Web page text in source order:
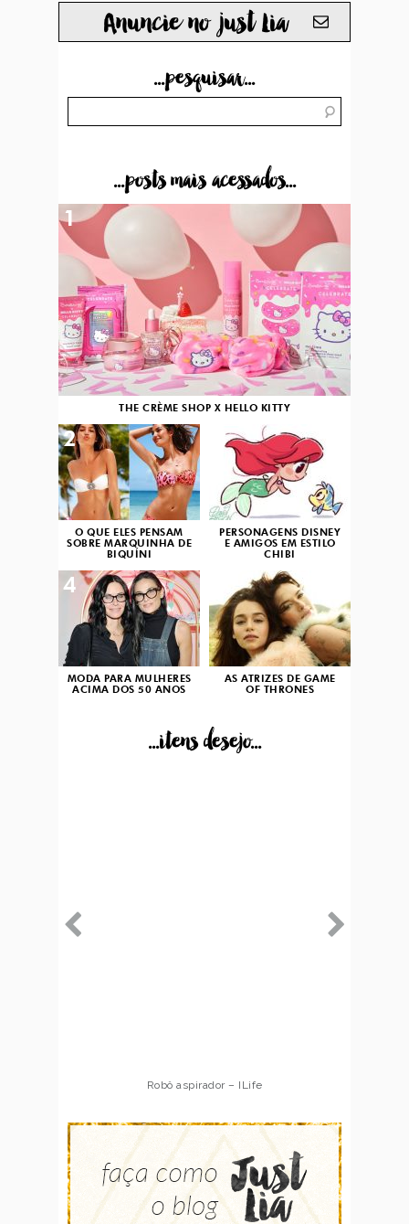
Anuncie no just Lia
...pesquisar...
...posts mais acessados...
THE CRÈME SHOP X HELLO KITTY
1
O QUE ELES PENSAM
SOBRE MARQUINHA DE
BIQUÍNI
2
PERSONAGENS DISNEY
E AMIGOS EM ESTILO
CHIBI
3
MODA PARA MULHERES
ACIMA DOS 50 ANOS
4
AS ATRIZES DE GAME
OF THRONES
...itens desejo...
Robô aspirador – ILife